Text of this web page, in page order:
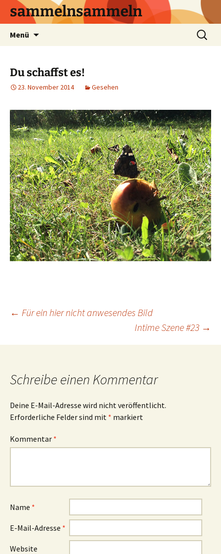
sammelnsammeln
Menü
Suchen
nach:
Du schaffst es!
23. November 2014 Gesehen
Beitrags-
Navigation
← Für ein hier nicht anwesendes Bild
Intime Szene #23 →
Schreibe einen Kommentar
Deine E-Mail-Adresse wird nicht veröffentlicht.
Erforderliche Felder sind mit * markiert
Kommentar *
Name *
E-Mail-Adresse *
Website